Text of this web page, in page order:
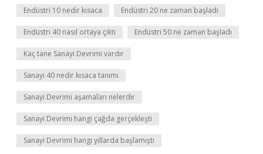
Endüstri 10 nedir kısaca Endüstri 20 ne zaman başladı
Endüstri 40 nasıl ortaya çıktı Endüstri 50 ne zaman başladı
Kaç tane Sanayi Devrimi vardır
Sanayi 40 nedir kısaca tanımı
Sanayi Devrimi aşamaları nelerdir
Sanayi Devrimi hangi çağda gerçekleşti
Sanayi Devrimi hangi yıllarda başlamıştı